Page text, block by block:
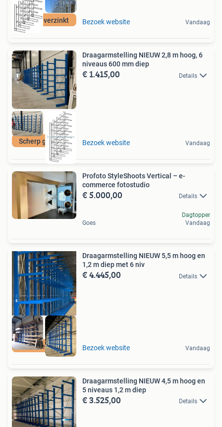
Volbad verzinkt Bezoek website Vandaag
Scherp geprijsd!
Draagarmstelling NIEUW 2,8 m hoog, 6
niveaus 600 mm diep
€ 1.415,00 Details
Bezoek website Vandaag
Profoto StyleShoots Vertical – e-
commerce fotostudio
€ 5.000,00 Details
Goes
Dagtopper
Vandaag
Direct leverbaar
Draagarmstelling NIEUW 5,5 m hoog en
1,2 m diep met 6 niv
€ 4.445,00 Details
Bezoek website Vandaag
Draagarmstelling NIEUW 4,5 m hoog en
5 niveaus 1,2 m diep
€ 3.525,00 Details